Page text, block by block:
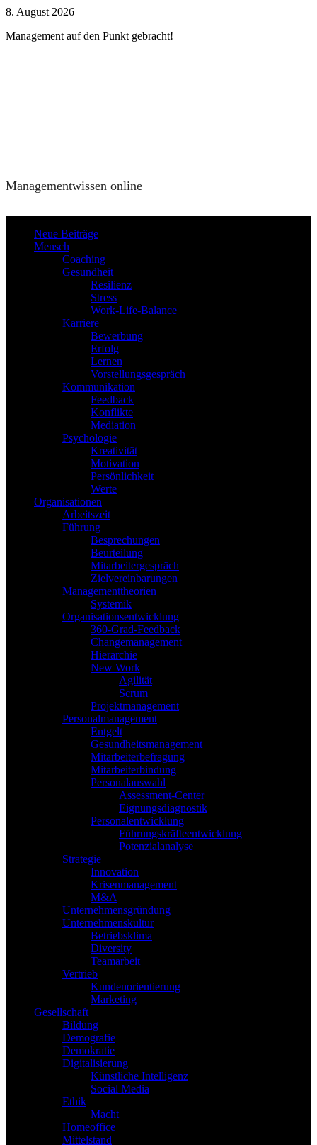
Zum
springen
8. August 2026
Management auf den Punkt gebracht!
Managementwissen online
Neue Beiträge
Mensch
Coaching
Gesundheit
Resilienz
Stress
Work-Life-Balance
Karriere
Bewerbung
Erfolg
Lernen
Vorstellungsgespräch
Kommunikation
Feedback
Konflikte
Mediation
Psychologie
Kreativität
Motivation
Persönlichkeit
Werte
Organisationen
Arbeitszeit
Führung
Besprechungen
Beurteilung
Mitarbeitergespräch
Zielvereinbarungen
Managementtheorien
Systemik
Organisationsentwicklung
360-Grad-Feedback
Changemanagement
Hierarchie
New Work
Agilität
Scrum
Projektmanagement
Personalmanagement
Entgelt
Gesundheitsmanagement
Mitarbeiterbefragung
Mitarbeiterbindung
Personalauswahl
Assessment-Center
Eignungsdiagnostik
Personalentwicklung
Führungskräfteentwicklung
Potenzialanalyse
Strategie
Innovation
Krisenmanagement
M&A
Unternehmensgründung
Unternehmenskultur
Betriebsklima
Diversity
Teamarbeit
Vertrieb
Kundenorientierung
Marketing
Gesellschaft
Bildung
Demografie
Demokratie
Digitalisierung
Künstliche Intelligenz
Social Media
Ethik
Macht
Homeoffice
Mittelstand